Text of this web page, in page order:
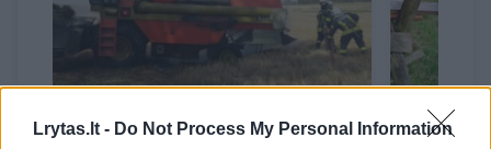
Lrytas.lt - Do Not Process My Personal Information